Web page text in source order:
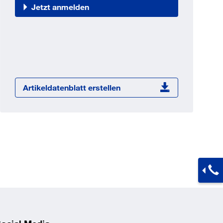
Jetzt registrieren
Barcode-Scanner Funktionalität
Prozess- & Produktberatung
Jetzt anmelden
Artikeldatenblatt erstellen